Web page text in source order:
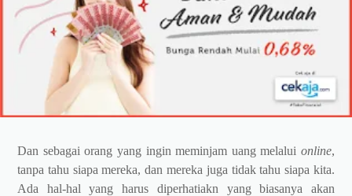
Dan sebagai orang yang ingin meminjam uang melalui online,
tanpa tahu siapa mereka, dan mereka juga tidak tahu siapa kita.
Ada hal-hal yang harus diperhatiakn yang biasanya akan